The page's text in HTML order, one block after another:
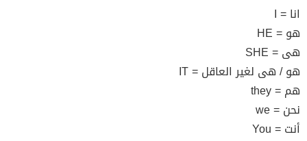
انا = I
هو = HE
هى = SHE
هو / هى لغير العاقل = IT
هم = they
نحن = we
أنت = You